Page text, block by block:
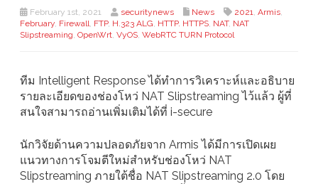
February 1st, 2021 securitynews News 2021, Armis,
February, Firewall, FTP, H.323 ALG, HTTP. HTTPS, NAT, NAT
Slipstreaming, OpenWrt, VyOS, WebRTC TURN Protocol
ทีม Intelligent Response ได้ทำการวิเคราะห์และอธิบาย
รายละเอียดของช่องโหว่ NAT Slipstreaming ไว้แล้ว ผู้ที่
สนใจสามารถอ่านเพิ่มเติมได้ที่ i-secure
นักวิจัยด้านความปลอดภัยจาก Armis ได้มีการเปิดเผย
แนวทางการโจมตีใหม่สำหรับช่องโหว่ NAT
Slipstreaming ภายใต้ชื่อ NAT Slipstreaming 2.0 โดย